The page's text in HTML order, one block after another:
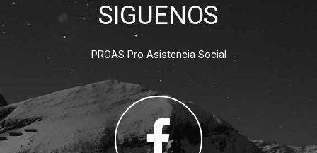
SIGUENOS
PROAS Pro Asistencia Social